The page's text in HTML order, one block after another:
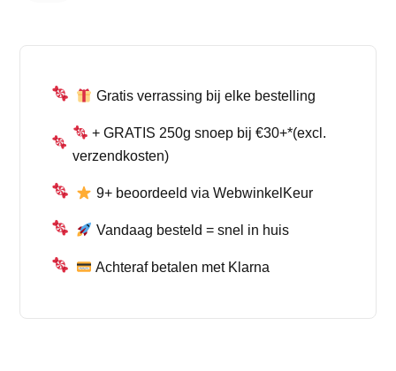
Gratis verrassing bij elke bestelling
+ GRATIS 250g snoep bij €30+*(excl.
verzendkosten)
9+ beoordeeld via WebwinkelKeur
Vandaag besteld = snel in huis
Achteraf betalen met Klarna